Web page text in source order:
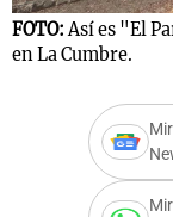
FOTO:Así es "El
en La Cumbre.